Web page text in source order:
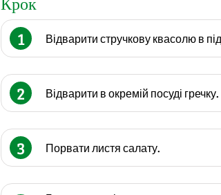
Крок
1 Відварити стручкову квасолю в
2 Відварити в окремій посуді гречку.
3 Порвати листя салату.